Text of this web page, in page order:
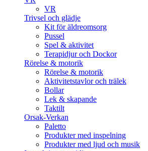
VR
Trivsel och glädje
Kit för äldreomsorg
Pussel
Spel & aktivitet
Terapidjur och Dockor
Rörelse & motorik
Rörelse & motorik
Aktivitetstavlor och trälek
Bollar
Lek & skapande
Taktilt
Orsak-Verkan
Paletto
Produkter med inspelning
Produkter med ljud och musik